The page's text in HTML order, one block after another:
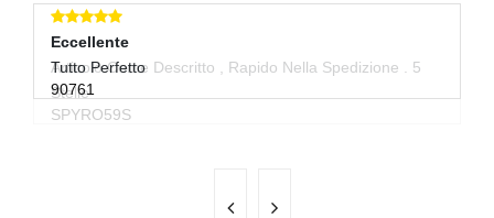
Eccellente
Articolo Come Descritto , Rapido Nella Spedizione . 5
Stelle
SPYRO59S
Eccellente
Tutto Perfetto
90761